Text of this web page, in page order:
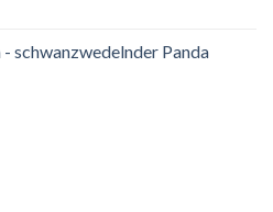
schwanzwedelnder Panda